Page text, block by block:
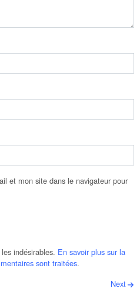
et mon site dans le navigateur pour
indésirables. En savoir plus sur la
sont traitées.
Next